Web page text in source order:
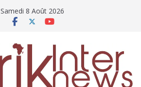
Samedi 8 Août 2026